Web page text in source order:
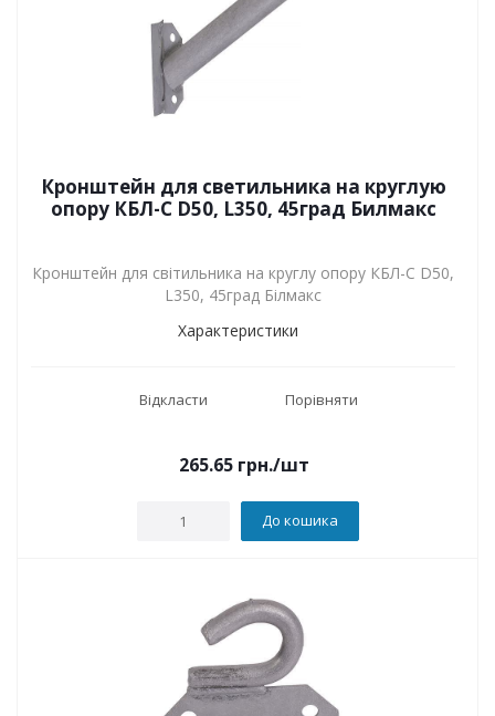
Кронштейн для светильника на круглую
опору КБЛ-С D50, L350, 45град Билмакс
Кронштейн для світильника на круглу опору КБЛ-С D50,
L350, 45град Білмакс
Характеристики
Відкласти Порівняти
265.65грн./шт
До кошика